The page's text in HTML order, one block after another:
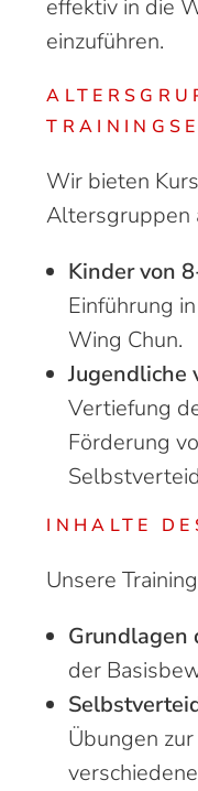
effektiv in die
einzuführen.
Wir bieten
Altersgruppen
Kinder von
Einführung
Wing Chun.
Jugendliche
Vertiefung
Förderung
INHALTE
Unsere
Grundlagen
der
Übungen